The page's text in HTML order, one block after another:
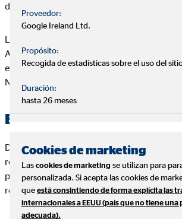
del Web de Daniel Nogales Pascual o de su
Las condiciones y términos que se recogen
Aviso Legal pueden variar, por lo que le
estos términos cuando visite de nuevo el
Nogales Pascual.
Exclusión de
Daniel Nogales Pascual excluye sin reservas
responsabilidad por pérdidas o daños de
por daños directos, indirectos o
resultar del uso o del acceso al Web de
Proveedor:
Google Ireland Ltd.
Propósito:
Recogida de estadísticas sobre el uso del
Duración:
hasta 26 meses
Cookies de marketing
Las cookies de marketing se utilizan para
personalizada. Si acepta las cookies de
que está consintiendo de forma explícita las
internacionales a EEUU (país que no tiene
adecuada).